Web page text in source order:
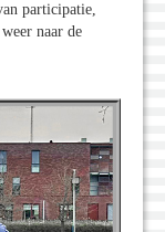
participatie,
naar de